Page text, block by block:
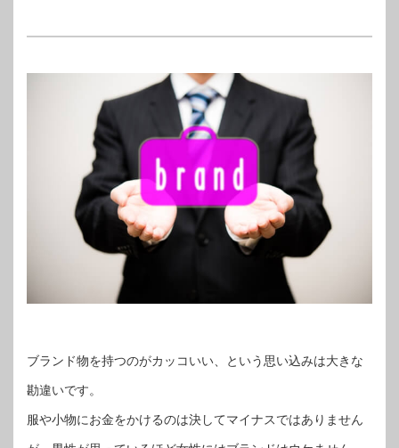
ブランド物を持つのがカッコいい、という思い込みは大きな
勘違いです。
服や小物にお金をかけるのは決してマイナスではありません